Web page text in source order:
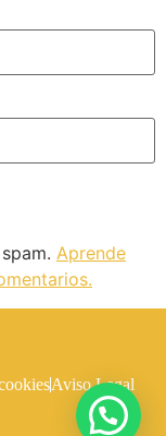
Aprende
Aviso Legal